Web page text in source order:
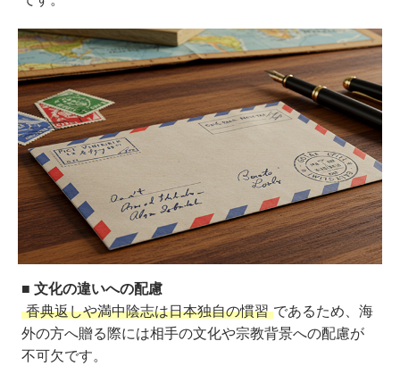
■ 文化の違いへの配慮
香典返しや満中陰志は日本独自の慣習 であるため、海
外の方へ贈る際には相手の文化や宗教背景への配慮が
不可欠です。